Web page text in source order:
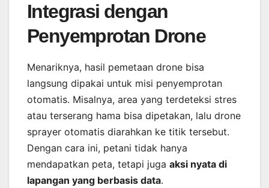
Integrasi dengan
Penyemprotan Drone
Menariknya, hasil pemetaan drone bisa
langsung dipakai untuk misi penyemprotan
otomatis. Misalnya, area yang terdeteksi stres
atau terserang hama bisa dipetakan, lalu drone
sprayer otomatis diarahkan ke titik tersebut.
Dengan cara ini, petani tidak hanya
mendapatkan peta, tetapi juga aksi nyata di
lapangan yang berbasis data.